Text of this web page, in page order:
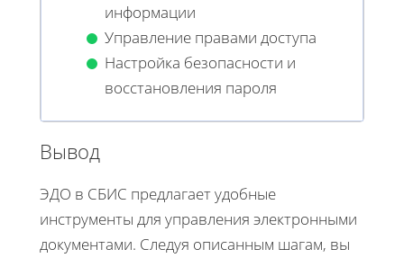
информации
Управление правами доступа
Настройка безопасности и
восстановления пароля
Вывод
ЭДО в СБИС предлагает удобные
инструменты для управления электронными
документами. Следуя описанным шагам, вы